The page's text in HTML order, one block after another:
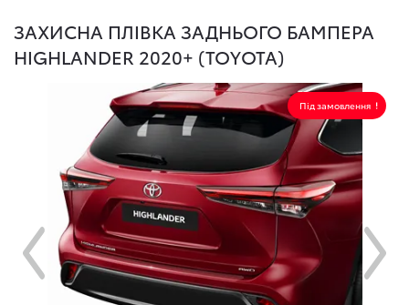
ЗАХИСНА ПЛІВКА ЗАДНЬОГО БАМПЕРА
HIGHLANDER 2020+ (TOYOTA)
Під замовлення